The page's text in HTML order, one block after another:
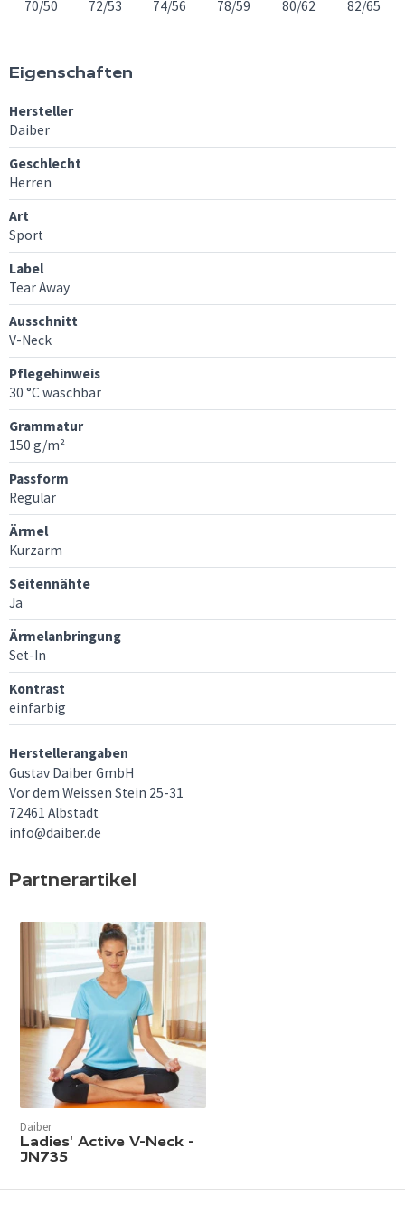
70/50 72/53 74/56 78/59 80/62 82/65
Eigenschaften
Hersteller
Daiber
Geschlecht
Herren
Art
Sport
Label
Tear Away
Ausschnitt
V-Neck
Pflegehinweis
30 °C waschbar
Grammatur
150 g/m²
Passform
Regular
Ärmel
Kurzarm
Seitennähte
Ja
Ärmelanbringung
Set-In
Kontrast
einfarbig
Herstellerangaben
Gustav Daiber GmbH
Vor dem Weissen Stein 25-31
72461 Albstadt
info@daiber.de
Partnerartikel
Daiber
Ladies' Active V-Neck -
JN735